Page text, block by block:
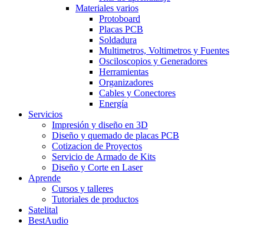
Materiales varios
Protoboard
Placas PCB
Soldadura
Multimetros, Voltimetros y Fuentes
Osciloscopios y Generadores
Herramientas
Organizadores
Cables y Conectores
Energía
Servicios
Impresión y diseño en 3D
Diseño y quemado de placas PCB
Cotizacion de Proyectos
Servicio de Armado de Kits
Diseño y Corte en Laser
Aprende
Cursos y talleres
Tutoriales de productos
Satelital
BestAudio